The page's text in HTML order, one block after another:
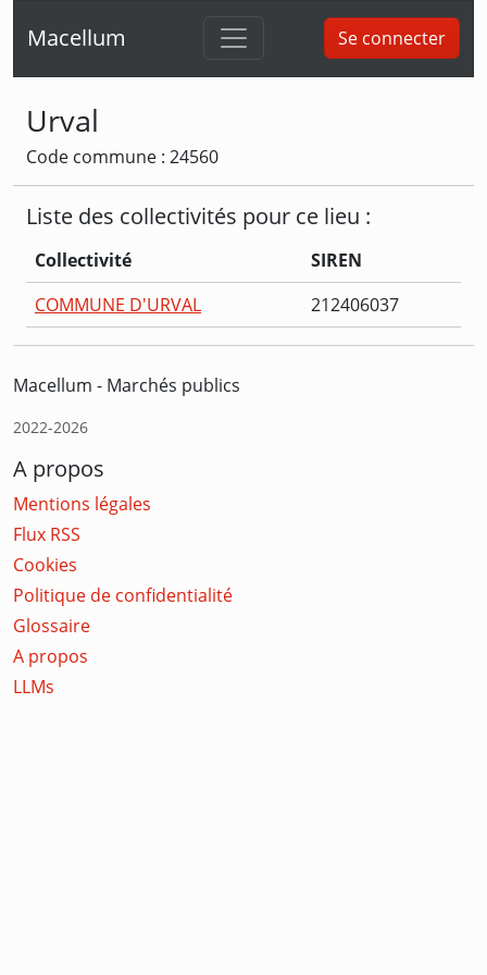
Macellum Se connecter
Urval
Code commune : 24560
Liste des collectivités pour ce lieu :
Collectivité
SIREN
COMMUNE D'URVAL
212406037
Macellum - Marchés publics
2022-2026
A propos
Mentions légales
Flux RSS
Cookies
Politique de confidentialité
Glossaire
A propos
LLMs